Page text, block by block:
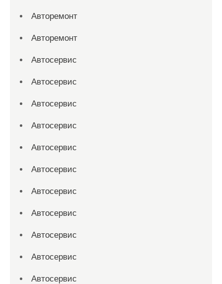
Авторемонт
Авторемонт
Автосервис
Автосервис
Автосервис
Автосервис
Автосервис
Автосервис
Автосервис
Автосервис
Автосервис
Автосервис
Автосервис